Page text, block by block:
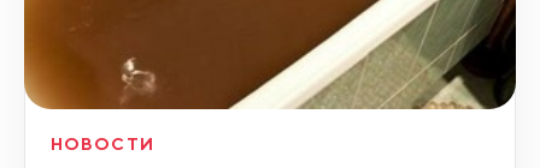
НОВОСТИ